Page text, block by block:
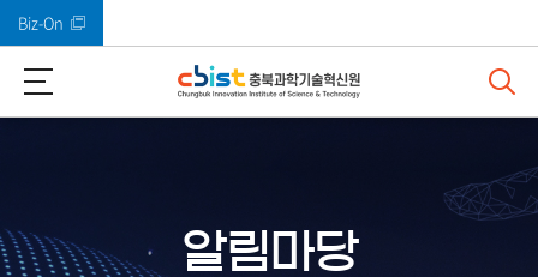
Biz-On
알림마당